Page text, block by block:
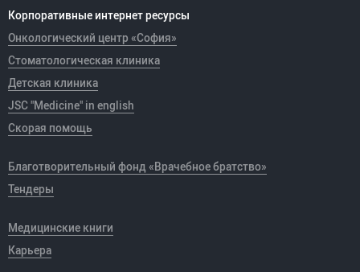
Корпоративные интернет ресурсы
Онкологический центр «София»
Стоматологическая клиника
Детская клиника
JSC "Medicine" in english
Скорая помощь
Благотворительный фонд «Врачебное братство»
Тендеры
Медицинские книги
Карьера